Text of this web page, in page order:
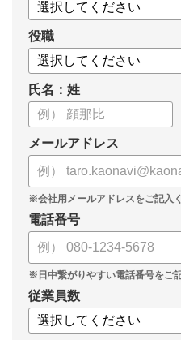
・業種別のKPIツリー例
役職
氏名：姓
メールアドレス
電話番号
従業員数